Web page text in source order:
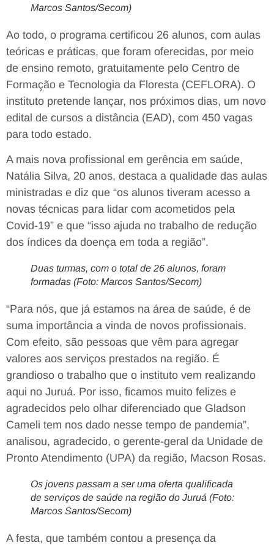
Marcos Santos/Secom)
Ao todo, o programa certificou 26 alunos, com aulas
teóricas e práticas, que foram oferecidas, por meio
de ensino remoto, gratuitamente pelo Centro de
Formação e Tecnologia da Floresta (CEFLORA). O
instituto pretende lançar, nos próximos dias, um novo
edital de cursos a distância (EAD), com 450 vagas
para todo estado.
A mais nova profissional em gerência em saúde,
Natália Silva, 20 anos, destaca a qualidade das aulas
ministradas e diz que “os alunos tiveram acesso a
novas técnicas para lidar com acometidos pela
Covid-19” e que “isso ajuda no trabalho de redução
dos índices da doença em toda a região”.
Duas turmas, com o total de 26 alunos, foram
formadas (Foto: Marcos Santos/Secom)
“Para nós, que já estamos na área de saúde, é de
suma importância a vinda de novos profissionais.
Com efeito, são pessoas que vêm para agregar
valores aos serviços prestados na região. É
grandioso o trabalho que o instituto vem realizando
aqui no Juruá. Por isso, ficamos muito felizes e
agradecidos pelo olhar diferenciado que Gladson
Cameli tem nos dado nesse tempo de pandemia”,
analisou, agradecido, o gerente-geral da Unidade de
Pronto Atendimento (UPA) da região, Macson Rosas.
Os jovens passam a ser uma oferta qualificada
de serviços de saúde na região do Juruá (Foto:
Marcos Santos/Secom)
A festa, que também contou a presença da